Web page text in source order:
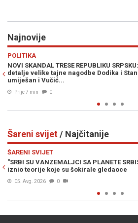
Najnovije
REPUBLIKU SRPSKU: Vukanović otkrio
Dodika i Stanivukovića, u sve je
Šareni svijet/ Najčitanije
SA PLANETE SRBISLAVE": Televizijski gost
gledaoce
Previous